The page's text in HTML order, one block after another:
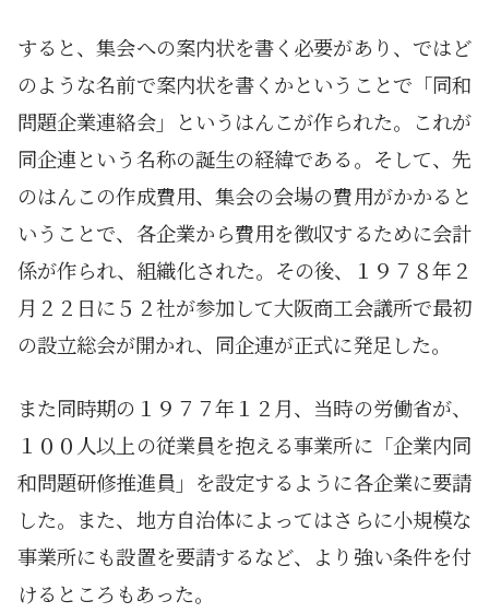
すると、集会への案内状を書く必要があり、ではど
のような名前で案内状を書くかということで「同和
問題企業連絡会」という はんこが作られた。これが
同企連という名称の誕生の経緯である。そして、先
のはんこの作成費用、集会の会場の費用がかかると
いうことで、各企業から費用を徴収するために会計
係が作られ、組織化された。その後、１９７８年２
月２２日に５２社が参加して大阪商工会議所で最初
の設立総会が開かれ、同企連が正式に発足した。
また同時期の１９７７年１２月、当時の労働省が、
１００人以上の従業員を抱える事業所に「企業内同
和問題研修推進員」を設定するように各企業に要請
した。また、地方自治体によってはさらに小規模な
事業所にも設置を要請するなど、より強い条件を付
けるところもあった。